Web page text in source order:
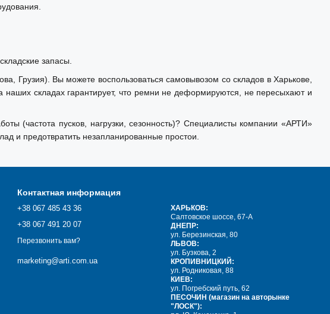
запасы.
Грузия). Вы можете воспользоваться самовывозом со складов в Харькове,
складах гарантирует, что ремни не деформируются, не пересыхают и
(частота пусков, нагрузки, сезонность)? Специалисты компании «АРТИ»
и предотвратить незапланированные простои.
Контактная информация
+38 067 485 43 36
+38 067 491 20 07
Перезвонить вам?
marketing@arti.com.ua
ХАРЬКОВ:
Салтовское шоссе, 67-А
ДНЕПР:
ул. Березинская, 80
ЛЬВОВ:
ул. Бузкова, 2
КРОПИВНИЦКИЙ:
ул. Родниковая, 88
КИЕВ:
ул. Погребский путь, 62
ПЕСОЧИН (магазин на авторынке
"ЛОСК"):